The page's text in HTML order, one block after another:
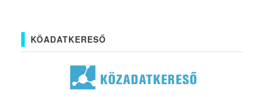
KÖADATKERESŐ